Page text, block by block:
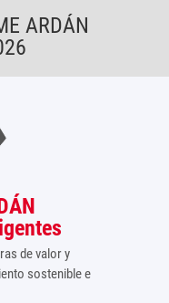
ARDÁN
de valor y
sostenible e